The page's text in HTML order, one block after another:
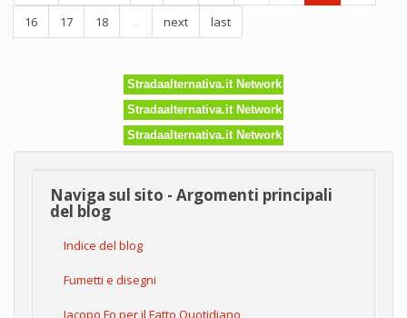
16
17 18 … next last
Stradaalternativa.it Network
Stradaalternativa.it Network
Stradaalternativa.it Network
Naviga sul sito - Argomenti principali
del blog
Indice del blog
Fumetti e disegni
Jacopo Fo per il Fatto Quotidiano